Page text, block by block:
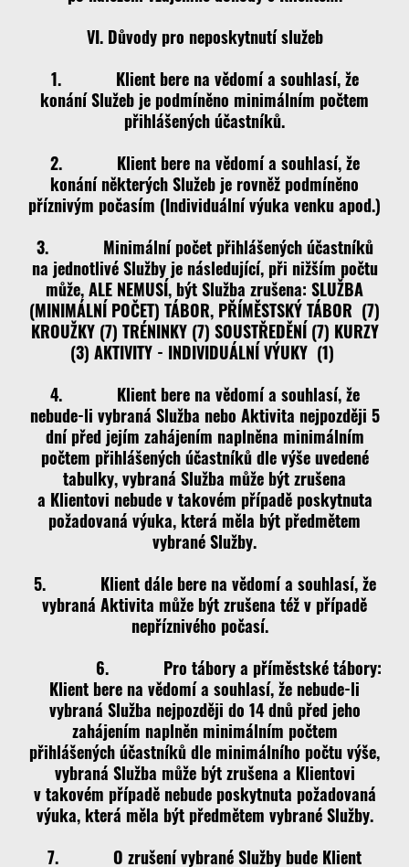
VI. Důvody pro neposkytnutí služeb
1. Klient bere na vědomí a souhlasí, že
konání Služeb je podmíněno minimálním počtem
přihlášených účastníků.
2. Klient bere na vědomí a souhlasí, že
konání některých Služeb je rovněž podmíněno
příznivým počasím (Individuální výuka venku apod.)
3. Minimální počet přihlášených účastníků
na jednotlivé Služby je následující, při nižším počtu
může, ALE NEMUSÍ, být Služba zrušena: SLUŽBA
(MINIMÁLNÍ POČET) TÁBOR, PŘÍMĚSTSKÝ TÁBOR (7)
KROUŽKY (7) TRÉNINKY (7) SOUSTŘEDĚNÍ (7) KURZY
(3) AKTIVITY - INDIVIDUÁLNÍ VÝUKY (1)
4. Klient bere na vědomí a souhlasí, že
nebude-li vybraná Služba nebo Aktivita nejpozději 5
dní před jejím zahájením naplněna minimálním
počtem přihlášených účastníků dle výše uvedené
tabulky, vybraná Služba může být zrušena
a Klientovi nebude v takovém případě poskytnuta
požadovaná výuka, která měla být předmětem
vybrané Služby.
5. Klient dále bere na vědomí a souhlasí, že
vybraná Aktivita může být zrušena též v případě
nepříznivého počasí.
6. Pro tábory a příměstské tábory:
Klient bere na vědomí a souhlasí, že nebude-li
vybraná Služba nejpozději do 14 dnů před jeho
zahájením naplněn minimálním počtem
přihlášených účastníků dle minimálního počtu výše,
vybraná Služba může být zrušena a Klientovi
v takovém případě nebude poskytnuta požadovaná
výuka, která měla být předmětem vybrané Služby.
7. O zrušení vybrané Služby bude Klient